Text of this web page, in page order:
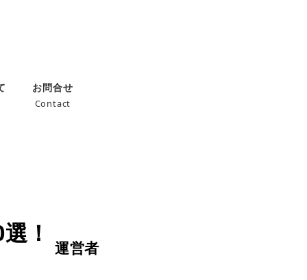
お問合せ
Contact
！
運営者